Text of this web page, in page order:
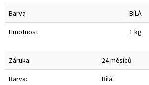
Barva BÍLÁ
Hmotnost 1 kg
Záruka: 24 měsíců
Barva: Bílá